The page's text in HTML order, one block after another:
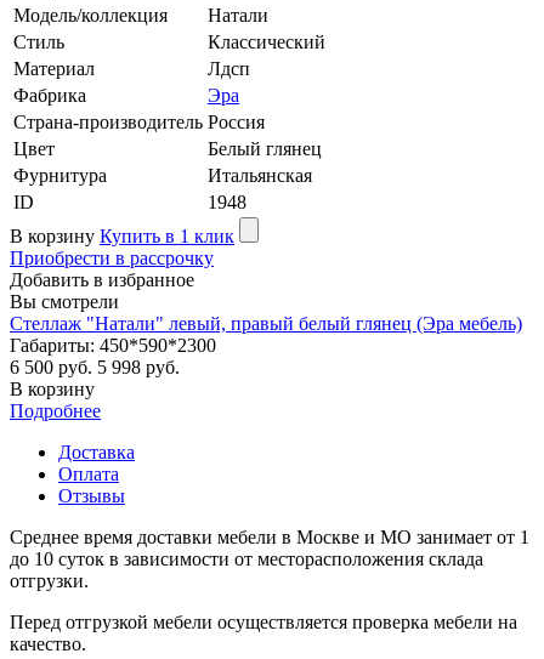
Модель/коллекция
Натали
Стиль
Классический
Материал
Лдсп
Фабрика
Эра
Страна-производитель Россия
Цвет
Белый глянец
Фурнитура
Итальянская
ID
1948
В корзину Купить в 1 клик
Приобрести в рассрочку
Добавить в избранное
Вы смотрели
Стеллаж "Натали" левый, правый белый глянец (Эра мебель)
Габариты: 450*590*2300
6 500 руб. 5 998 руб.
В корзину
Подробнее
Доставка
Оплата
Отзывы
Среднее время доставки мебели в Москве и МО занимает от 1
до 10 суток в зависимости от месторасположения склада
отгрузки.
Перед отгрузкой мебели осуществляется проверка мебели на
качество.